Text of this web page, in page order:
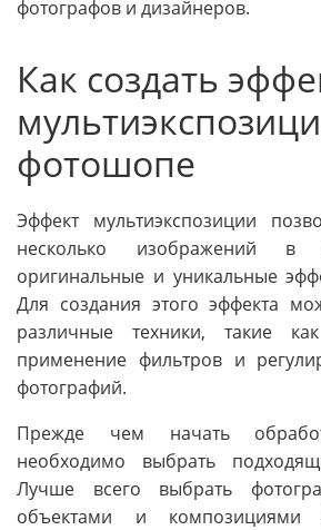
фотографов и дизайнеров.
Как создать
фотошопе
Эффект мультиэкспозиции
несколько изображений в
оригинальные и уникальные
Для создания этого эффекта
различные техники, такие
применение фильтров и
фотографий.
Прежде чем начать
необходимо выбрать
Лучше всего выбрать
объектами и композициями